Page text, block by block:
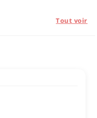
Tout voir